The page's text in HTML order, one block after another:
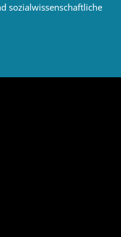
sozialwissenschaftliche